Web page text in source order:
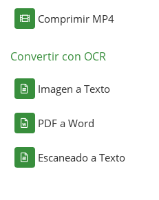
Comprimir MP4
Convertir con OCR
Imagen a Texto
PDF a Word
Escaneado a Texto